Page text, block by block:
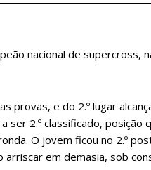
nacional de supercross,
provas, e do 2.º lugar
ser 2.º classificado, posição
O jovem ficou no 2.º
em demasia, sob